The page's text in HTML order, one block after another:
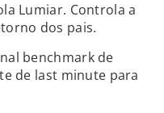
Lumiar. Controla a
dos pais.
benchmark de
de last minute para